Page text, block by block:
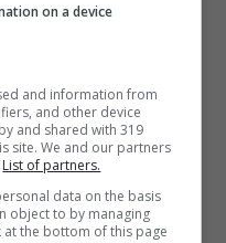
on a device
and information from
and other device
and shared with 319
site. We and our partners
List of partners.
data on the basis
object to by managing
the bottom of this page